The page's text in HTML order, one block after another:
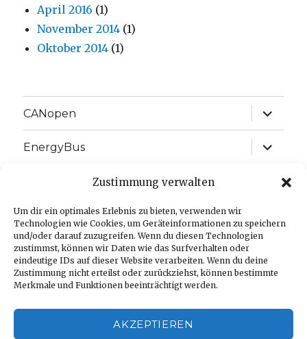
Zustimmung verwalten
Um dir ein optimales Erlebnis zu bieten, verwenden wir
Technologien wie Cookies, um Geräteinformationen zu speichern
und/oder darauf zuzugreifen. Wenn du diesen Technologien
zustimmst, können wir Daten wie das Surfverhalten oder
eindeutige IDs auf dieser Website verarbeiten. Wenn du deine
Zustimmung nicht erteilst oder zurückziehst, können bestimmte
Merkmale und Funktionen beeinträchtigt werden.
AKZEPTIEREN
April 2016 (1)
November 2014 (1)
Oktober 2014 (1)
CANopen
EnergyBus
J1939
Sprache:
Impressum